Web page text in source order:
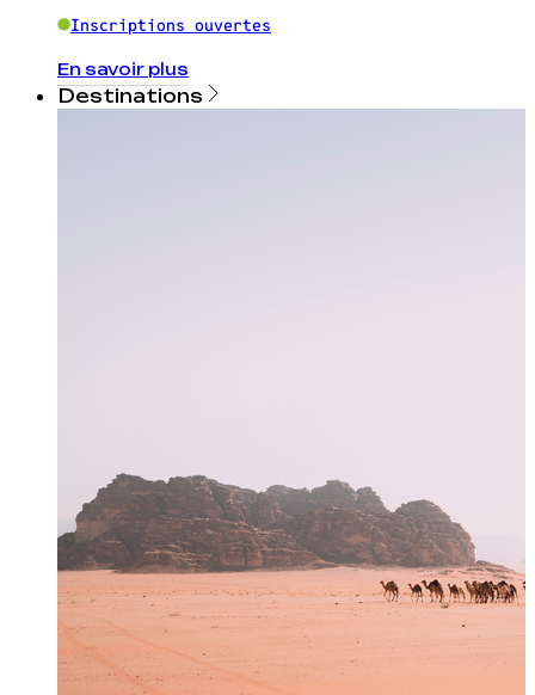
Inscriptions ouvertes
En savoir plus
Destinations